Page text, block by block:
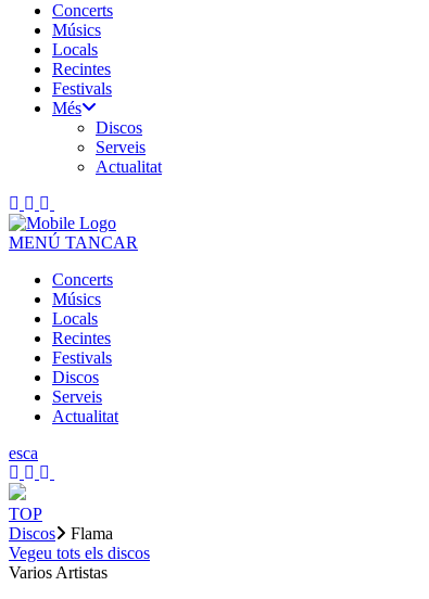
Concerts
Músics
Locals
Recintes
Festivals
Més
Discos
Serveis
Actualitat
MENÚ TANCAR
Concerts
Músics
Locals
Recintes
Festivals
Discos
Serveis
Actualitat
esca
TOP
Discos
Flama
Vegeu tots els discos
Varios Artistas